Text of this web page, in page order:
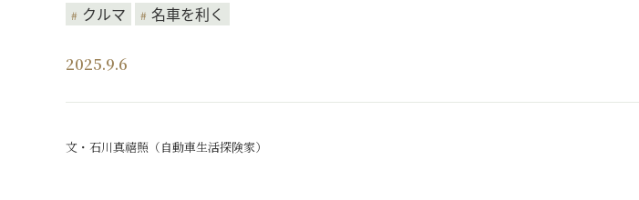
クルマ 名車を利く
2025.9.6
文・石川真禧照（自動車生活探険家）